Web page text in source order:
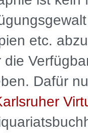
etc.
Dafür